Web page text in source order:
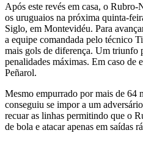
Após este revés em casa, o
os uruguaios na próxima quinta-
Siglo, em Montevidéu. Para
a equipe comandada pelo técnico
mais gols de diferença. Um triunfo
penalidades máximas. Em caso de
Peñarol.
Mesmo empurrado por mais de 64
conseguiu se impor a um
recuar as linhas permitindo que o
de bola e atacar apenas em saídas